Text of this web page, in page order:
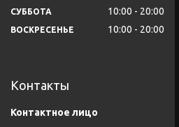
СУББОТА 10:00 20:00
ВОСКРЕСЕНЬЕ 10:00 20:00
Контакты